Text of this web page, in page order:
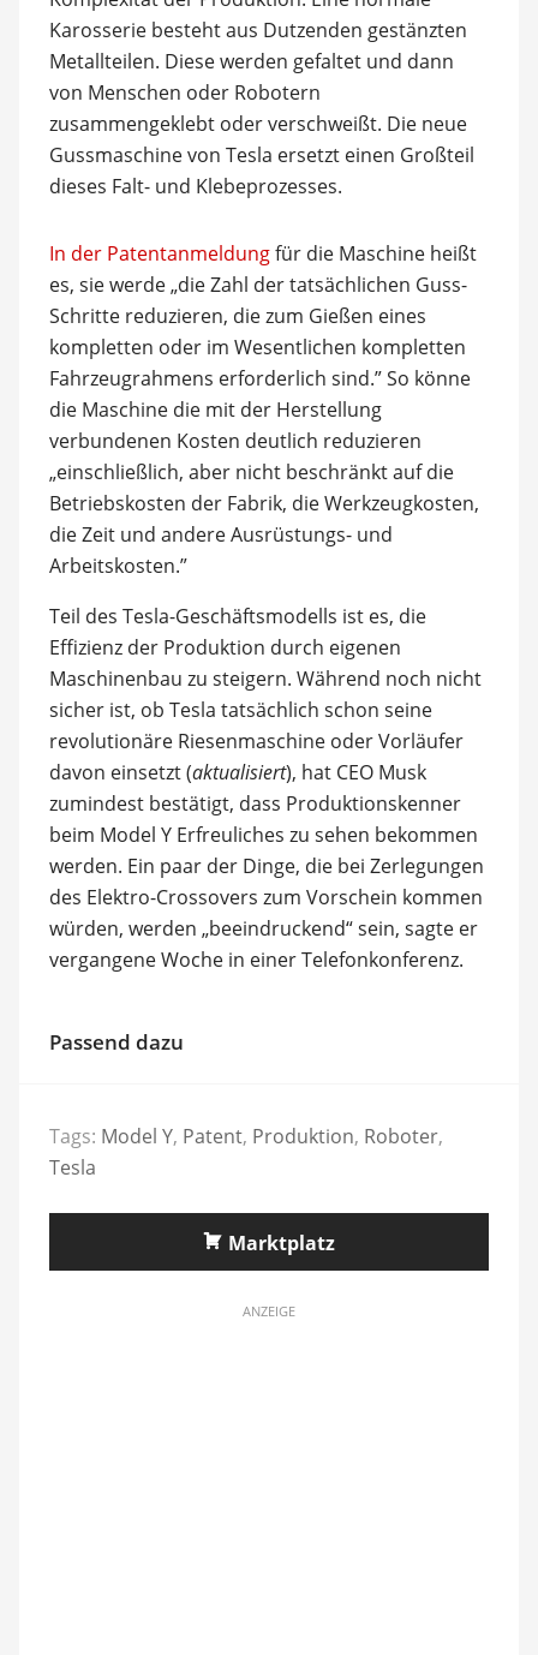
Karosserie besteht aus Dutzenden gestänzten
Metallteilen. Diese werden gefaltet und dann
von Menschen oder Robotern
zusammengeklebt oder verschweißt. Die neue
Gussmaschine von Tesla ersetzt einen Großteil
dieses Falt- und Klebeprozesses.
In der Patentanmeldungfür die Maschine heißt
es, sie werde „die Zahl der tatsächlichen Guss-
Schritte reduzieren, die zum Gießen eines
kompletten oder im Wesentlichen kompletten
Fahrzeugrahmens erforderlich sind.” So könne
die Maschine die mit der Herstellung
verbundenen Kosten deutlich reduzieren
„einschließlich, aber nicht beschränkt auf die
Betriebskosten der Fabrik, die Werkzeugkosten,
die Zeit und andere Ausrüstungs- und
Arbeitskosten.”
Teil des Tesla-Geschäftsmodells ist es, die
Effizienz der Produktion durch eigenen
Maschinenbau zu steigern. Während noch nicht
sicher ist, ob Tesla tatsächlich schon seine
revolutionäre Riesenmaschine oder Vorläufer
davon einsetzt (aktualisiert), hat CEO Musk
zumindest bestätigt, dass Produktionskenner
beim Model Y Erfreuliches zu sehen bekommen
werden. Ein paar der Dinge, die bei Zerlegungen
des Elektro-Crossovers zum Vorschein kommen
würden, werden „beeindruckend“ sein, sagte er
vergangene Woche in einer Telefonkonferenz.
Passend dazu
Tags: Model Y, Patent, Produktion, Roboter,
Tesla
Marktplatz
ANZEIGE